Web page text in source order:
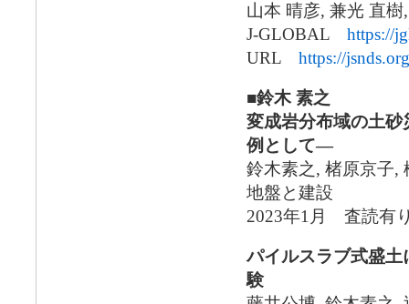
山本 晴彦, 兼光 直
J-GLOBAL https://
URL https://
■鈴木 素之
変成岩分布域の土
例として―
鈴木素之, 楮原京子,
地盤と建設
2023年1月 査読有
パイルスラブ式盛
験